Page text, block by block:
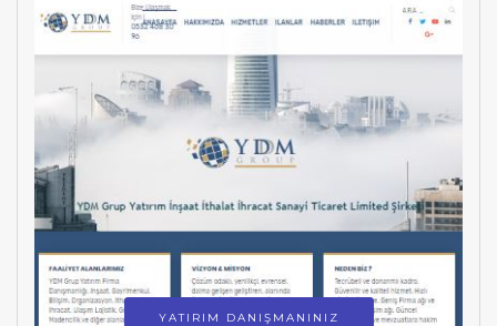
YATIRIM DANIŞMANINIZ